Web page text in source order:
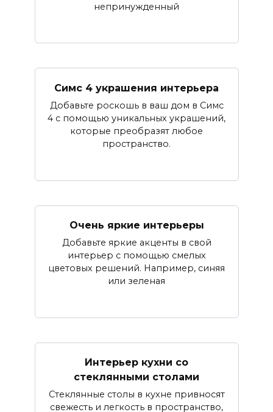
непринужденный
Симс 4 украшения интерьера
Добавьте роскошь в ваш дом в Симс
4 с помощью уникальных украшений,
которые преобразят любое
пространство.
Очень яркие интерьеры
Добавьте яркие акценты в свой
интерьер с помощью смелых
цветовых решений. Например, синяя
или зеленая
Интерьер кухни со
стеклянными столами
Стеклянные столы в кухне привносят
свежесть и легкость в пространство,